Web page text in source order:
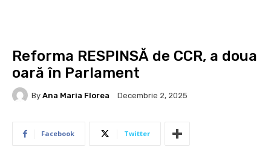
Reforma RESPINSĂ de CCR, a doua
oară în Parlament
By Ana Maria Florea Decembrie 2, 2025
Facebook Twitter